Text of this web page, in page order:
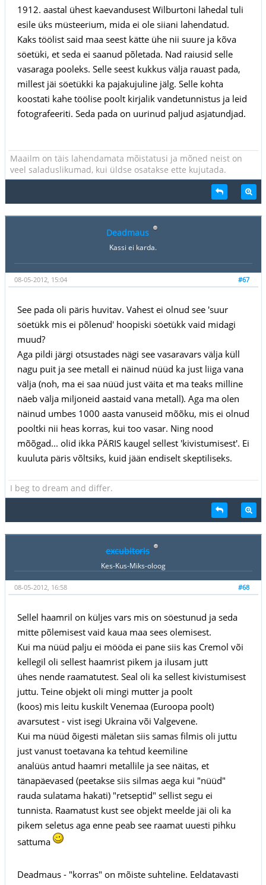
1912. aastal ühest kaevandusest Wilburtoni lähedal tuli
esile üks müsteerium, mida ei ole siiani lahendatud.
Kaks töölist said maa seest kätte ühe nii suure ja kõva
söetüki, et seda ei saanud põletada. Nad raiusid selle
vasaraga pooleks. Selle seest kukkus välja rauast pada,
millest jäi söetükki ka pajakujuline jälg. Selle kohta
koostati kahe töölise poolt kirjalik vandetunnistus ja leid
fotografeeriti. Seda pada on uurinud paljud asjatundjad.
Maailm on täis lahendamata mõistatusi ja mõned neist on
veel saladuslikumad, kui üldse osatakse ette kujutada.
Deadmaus
Kassi ei karda.
#67
08-05-2012, 15:04
See pada oli päris huvitav. Vahest ei olnud see 'suur
söetükk mis ei põlenud' hoopiski söetükk vaid midagi
muud?
Aga pildi järgi otsustades nägi see vasaravars välja küll
nagu puit ja see metall ei näinud nüüd ka just liiga vana
välja (noh, ma ei saa nüüd just väita et ma teaks milline
näeb välja miljoneid aastaid vana metall). Aga ma olen
näinud umbes 1000 aasta vanuseid mõõku, mis ei olnud
pooltki nii heas korras, kui too vasar. Ning nood
mõõgad... olid ikka PÄRIS kaugel sellest 'kivistumisest'. Ei
kuuluta päris võltsiks, kuid jään endiselt skeptiliseks.
I beg to dream and differ.
excubitoris
Kes-Kus-Miks-oloog
#68
08-05-2012, 16:58
Sellel haamril on küljes vars mis on söestunud ja seda
mitte põlemisest vaid kaua maa sees olemisest.
Kui ma nüüd palju ei mööda ei pane siis kas Cremol või
kellegil oli sellest haamrist pikem ja ilusam jutt
ühes nende raamatutest. Seal oli ka sellest kivistumisest
juttu. Teine objekt oli mingi mutter ja poolt
(koos) mis leitu kuskilt Venemaa (Euroopa poolt)
avarsutest - vist isegi Ukraina või Valgevene.
Kui ma nüüd õigesti mäletan siis samas filmis oli juttu
just vanust toetavana ka tehtud keemiline
analüüs antud haamri metallile ja see näitas, et
tänapäevased (peetakse siis silmas aega kui "nüüd"
rauda sulatama hakati) "retseptid" sellist segu ei
tunnista. Raamatust kust see objekt meelde jäi oli ka
pikem seletus aga enne peab see raamat uuesti pihku
sattuma
Deadmaus - "korras" on mõiste suhteline. Eeldatavasti